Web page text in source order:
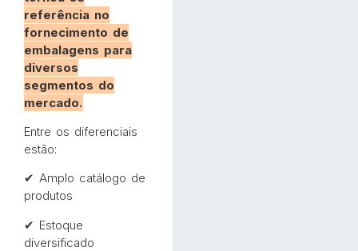
referência no
fornecimento de
embalagens para
diversos
segmentos do
mercado.
Entre os diferenciais
estão:
✔ Amplo catálogo de
produtos
✔ Estoque
diversificado